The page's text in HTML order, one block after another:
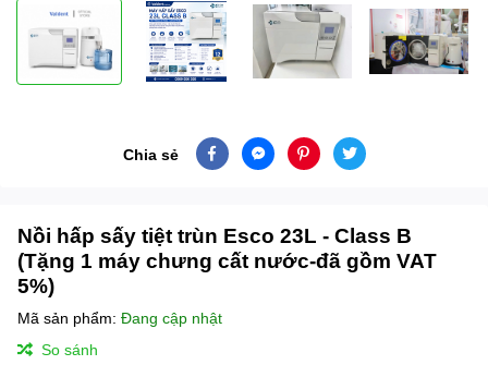
Chia sẻ
Nồi hấp sấy tiệt trùn Esco 23L - Class B
(Tặng 1 máy chưng cất nước-đã gồm VAT
5%)
Mã sản phẩm: Đang cập nhật
So sánh